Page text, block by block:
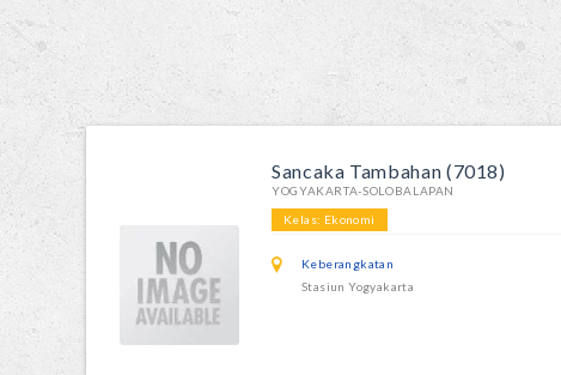
Sancaka Tambahan (7018)
YOGYAKARTA-SOLOBALAPAN
Kelas: Ekonomi
Keberangkatan
Stasiun Yogyakarta